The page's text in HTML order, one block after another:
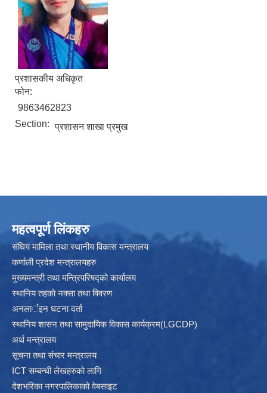
रिक्त पदमा स्थायी शिक्षक सरुवा सम्बन्धी सूचना।
प्रशासकीय अधिकृत
फोन:
9863462823
Section: प्रशासन शाखा प्रमुख
महत्वपूर्ण लिंकहरु
संघिय मामिला तथा स्थानीय विकास मन्त्रालय
कर्णाली प्रदेश मन्त्रालयहरु
मुख्यमन्त्री तथा मन्त्रिपरिषद्को कार्यालय
स्थानिय तहकाे नक्सा तथा विवरण
अनलार्इन घटना दर्ता
स्थानिय शासन तथा सामुदायिक विकास कार्यक्रम(LGCDP)
अर्थ मन्त्रालय
सूचना तथा संचार मन्त्रालय
ICT सम्बन्धी लेखहरुको लागि
देशभरिका नगरपालिकाको वेबसाइट